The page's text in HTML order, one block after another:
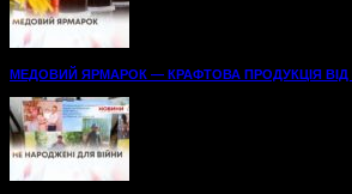
МЕДОВИЙ ЯРМАРОК — КРАФТОВА ПРОДУКЦІЯ ВІД